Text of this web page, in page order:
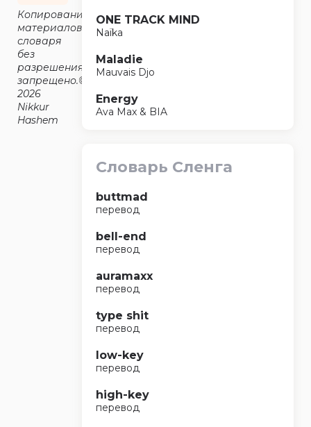
Копирование
материалов
словаря
без
разрешения
запрещено.©2014-
2026
Nikkur
Hashem
ONE TRACK MIND
Naïka
Maladie
Mauvais Djo
Energy
Ava Max & BIA
Словарь Сленга
buttmad
перевод
bell-end
перевод
auramaxx
перевод
type shit
перевод
low-key
перевод
high-key
перевод